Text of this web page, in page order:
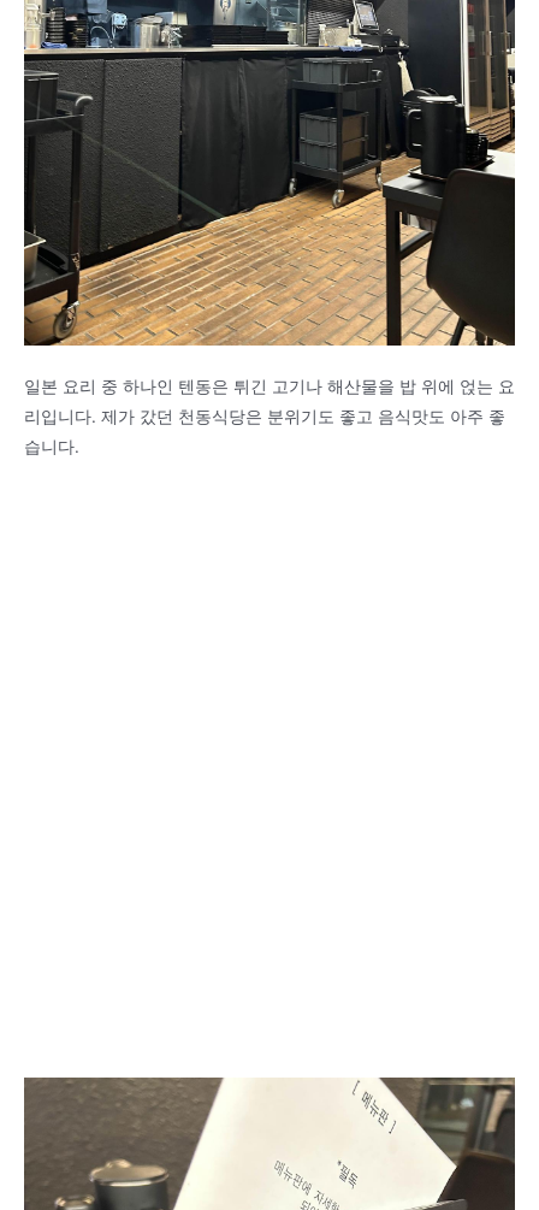
일본 요리 중 하나인 텐동은 튀긴 고기나 해산물을 밥 위에 얹는 요
리입니다. 제가 갔던 천동식당은 분위기도 좋고 음식맛도 아주 좋
습니다.